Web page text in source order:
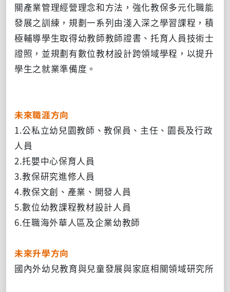
關產業管理經營理念和方法，強化教保多元化職能
發展之訓練，規劃一系列由淺入深之學習課程，積
極輔導學生取得幼教師教師證書、托育人員技術士
證照，並規劃有數位教材設計跨領域學程，以提升
學生之就業準備度。
未來職涯方向
1.公私立幼兒園教師、教保員、主任、園長及行政
人員
2.托嬰中心保育人員
3.教保研究進修人員
4.教保文創、產業、開發人員
5.數位幼教課程教材設計人員
6.任職海外華人區及企業幼教師
未來升學方向
國內外幼兒教育與兒童發展與家庭相關領域研究所